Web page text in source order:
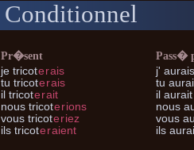
Conditionnel
Pr�sent
je tricoterais
tu tricoterais
il tricoterait
nous tricoterions
vous tricoteriez
ils tricoteraient
Pass�
j'
tu
il
nous
vous
ils